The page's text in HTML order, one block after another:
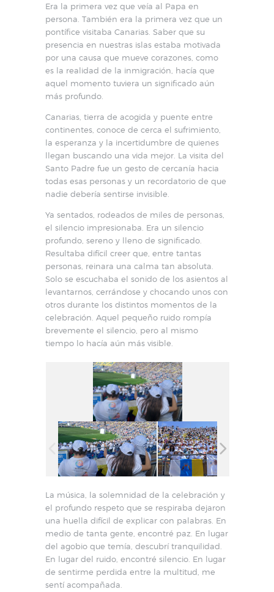
Era la primera vez que veía al Papa en
persona. También era la primera vez que un
pontífice visitaba Canarias. Saber que su
presencia en nuestras islas estaba motivada
por una causa que mueve corazones, como
es la realidad de la inmigración, hacía que
aquel momento tuviera un significado aún
más profundo.
Canarias, tierra de acogida y puente entre
continentes, conoce de cerca el sufrimiento,
la esperanza y la incertidumbre de quienes
llegan buscando una vida mejor. La visita del
Santo Padre fue un gesto de cercanía hacia
todas esas personas y un recordatorio de que
nadie debería sentirse invisible.
Ya sentados, rodeados de miles de personas,
el silencio impresionaba. Era un silencio
profundo, sereno y lleno de significado.
Resultaba difícil creer que, entre tantas
personas, reinara una calma tan absoluta.
Solo se escuchaba el sonido de los asientos al
levantarnos, cerrándose y chocando unos con
otros durante los distintos momentos de la
celebración. Aquel pequeño ruido rompía
brevemente el silencio, pero al mismo
tiempo lo hacía aún más visible.
La música, la solemnidad de la celebración y
el profundo respeto que se respiraba dejaron
una huella difícil de explicar con palabras. En
medio de tanta gente, encontré paz. En lugar
del agobio que temía, descubrí tranquilidad.
En lugar del ruido, encontré silencio. En lugar
de sentirme perdida entre la multitud, me
sentí acompañada.